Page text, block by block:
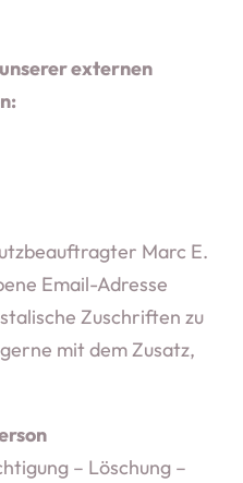
externen
Marc E.
Email-Adresse
Zuschriften zu
mit dem Zusatz,
– Löschung –